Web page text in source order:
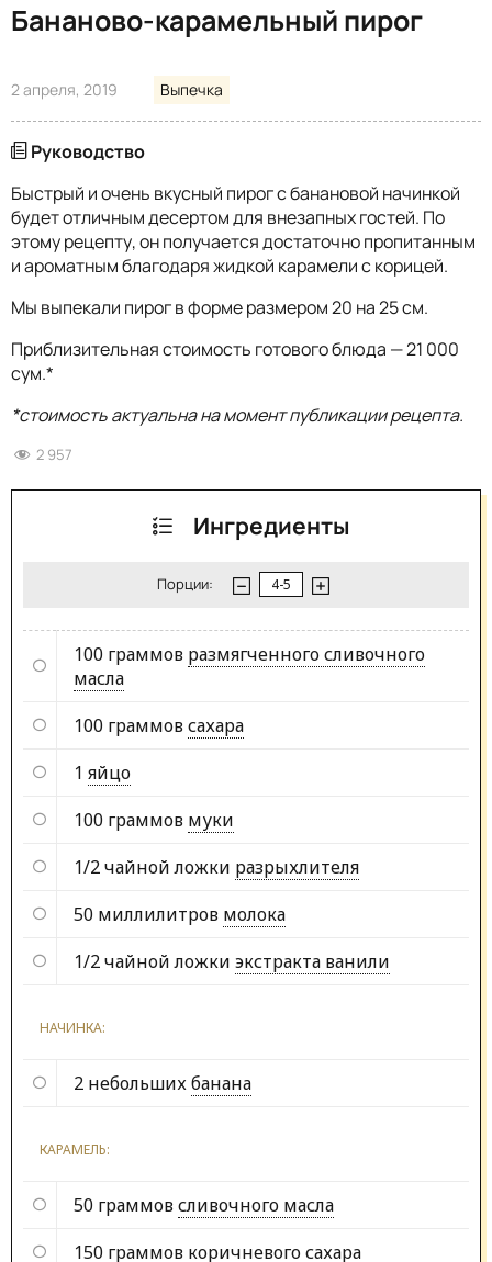
Бананово-карамельный пирог
2 апреля, 2019 Выпечка
Руководство
Быстрый и очень вкусный пирог с банановой начинкой
будет отличным десертом для внезапных гостей. По
этому рецепту, он получается достаточно пропитанным
и ароматным благодаря жидкой карамели с корицей.
Мы выпекали пирог в форме размером 20 на 25 см.
Приблизительная стоимость готового блюда — 21 000
сум.*
*стоимость актуальна на момент публикации рецепта.
2 957
Ингредиенты
Порции:
100 граммов размягченного сливочного
масла
100 граммовсахара
1 яйцо
100 граммов муки
1/2 чайной ложки разрыхлителя
50 миллилитров молока
1/2 чайной ложки экстракта ванили
НАЧИНКА:
2 небольшихбанана
КАРАМЕЛЬ:
50 граммовсливочного масла
150 граммов коричневого сахара